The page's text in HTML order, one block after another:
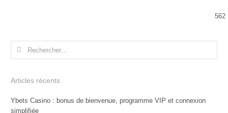
562
Rechercher :
Articles récents
Ybets Casino : bonus de bienvenue, programme VIP et connexion
simplifiée